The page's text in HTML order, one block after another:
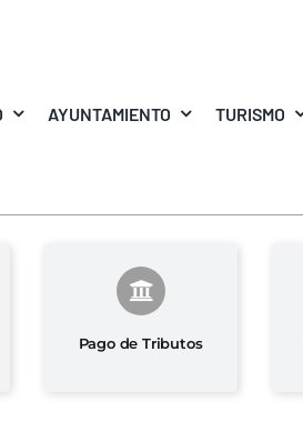
AYUNTAMIENTO TURISMO
Pago de Tributos